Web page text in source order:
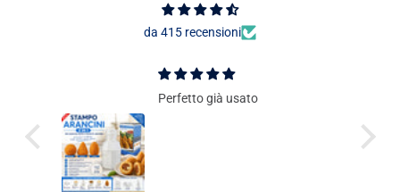
da 415 recensioni
Perfetto già usato